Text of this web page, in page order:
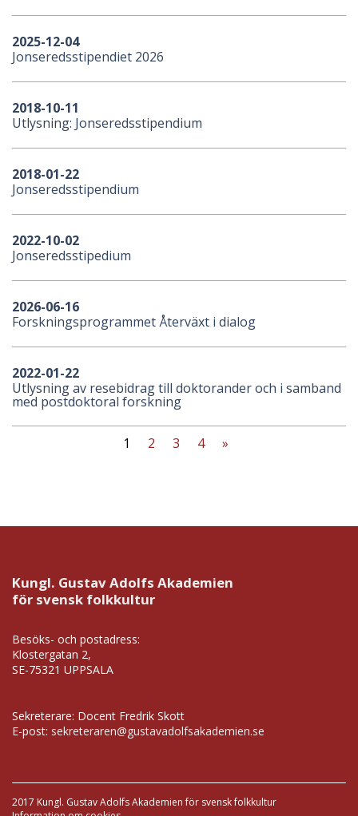
2025-12-04
Jonseredsstipendiet 2026
2018-10-11
Utlysning: Jonseredsstipendium
2018-01-22
Jonseredsstipendium
2022-10-02
Jonseredsstipedium
2026-06-16
Forskningsprogrammet Återväxt i dialog
2022-01-22
Utlysning av resebidrag till doktorander och i samband
med postdoktoral forskning
1 2 3 4 »
Kungl. Gustav Adolfs Akademien
för svensk folkkultur
Besöks- och postadress:
Klostergatan 2,
SE-75321 UPPSALA
Sekreterare: Docent Fredrik Skott
E-post: sekreteraren@gustavadolfsakademien.se
2017 Kungl. Gustav Adolfs Akademien för svensk folkkultur